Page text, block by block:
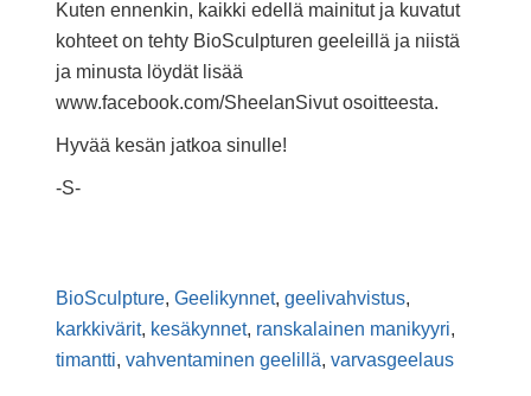
Kuten ennenkin, kaikki edellä mainitut ja kuvatut
kohteet on tehty BioSculpturen geeleillä ja niistä
ja minusta löydät lisää
www.facebook.com/SheelanSivut osoitteesta.
Hyvää kesän jatkoa sinulle!
-S-
BioSculpture, Geelikynnet, geelivahvistus,
karkkivärit, kesäkynnet, ranskalainen manikyyri,
timantti, vahventaminen geelillä, varvasgeelaus